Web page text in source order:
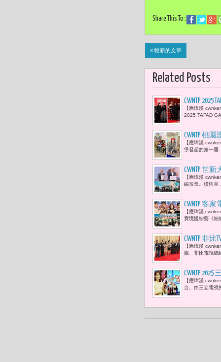
Share This To :
« 較新的文章
Related Posts
CWNTP
「針織教
【應瑋漢
2025 TAFAD
CWNTP 桃
驅車競技
【應瑋漢
堡發起的第一屆
CWNTP 世
手機的物
【應瑋漢
線投票。橫與直
CWNTP 客
優賢，以
【應瑋漢
實境慢綜藝《細
CWNTP 非
共築善的
【應瑋漢
親、非比電視總
CWNTP
意與美食
【應瑋漢
台。由三立電視